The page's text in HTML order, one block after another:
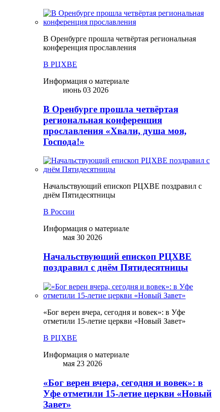
В Оренбурге прошла четвёртая региональная
конференция прославления
В РЦХВЕ
Информация о материале
июнь 03 2026
В Оренбурге прошла четвёртая
региональная конференция
прославления «Хвали, душа моя,
Господа!»
Начальствующий епископ РЦХВЕ поздравил с
днём Пятидесятницы
В России
Информация о материале
мая 30 2026
Начальствующий епископ РЦХВЕ
поздравил с днём Пятидесятницы
«Бог верен вчера, сегодня и вовек»: в Уфе
отметили 15-летие церкви «Новый Завет»
В РЦХВЕ
Информация о материале
мая 23 2026
«Бог верен вчера, сегодня и вовек»: в
Уфе отметили 15-летие церкви «Новый
Завет»